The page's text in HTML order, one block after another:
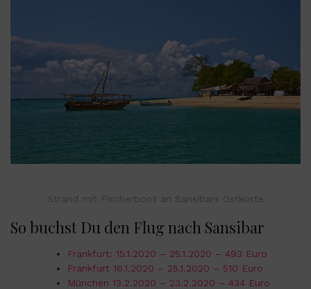
Strand mit Fischerboot an Sansibars Ostküste
So buchst Du den Flug nach Sansibar
Frankfurt: 15.1.2020 – 25.1.2020 – 493 Euro
Frankfurt 16.1.2020 – 25.1.2020 – 510 Euro
München 13.2.2020 – 23.2.2020 – 434 Euro